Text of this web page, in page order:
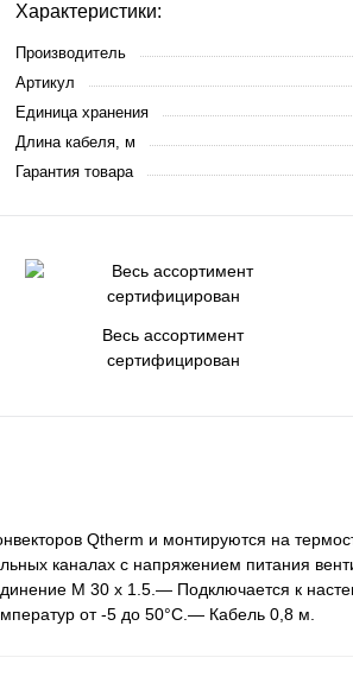
Характеристики:
Производитель
Артикул
Единица хранения
Длина кабеля, м
Гарантия товара
Весь ассортимент
сертифицирован
Qtherm и монтируются на
каналах с напряжением питания
M 30 x 1.5.— Подключается к
от -5 до 50°C.— Кабель 0,8 м.